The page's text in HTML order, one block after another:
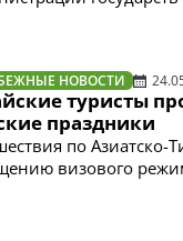
НОВОСТИ
туристы
праздники
по Азиатско-
визового